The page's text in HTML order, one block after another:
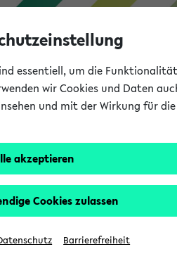
essentiell, um die
wir Cookies und Daten
und mit der Wirkung für
akzeptieren
Cookies zulassen
Barrierefreiheit